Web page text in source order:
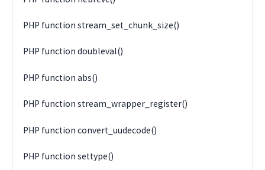
PHP function stream_set_chunk_size()
PHP function doubleval()
PHP function abs()
PHP function stream_wrapper_register()
PHP function convert_uudecode()
PHP function settype()